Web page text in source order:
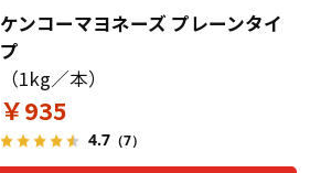
ケンコーマヨネーズ プレーンタイ
プ
（1kg／本）
￥935
4.7（7）